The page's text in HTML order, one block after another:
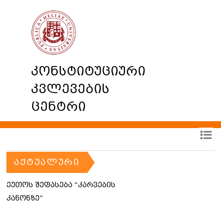
კონსტიტუციური
კვლევების
ცენტრი
ᲐᲥᲢᲣᲐᲚᲣᲠᲘ
ეუთოს შეფასება “კარვების
კანონზე”